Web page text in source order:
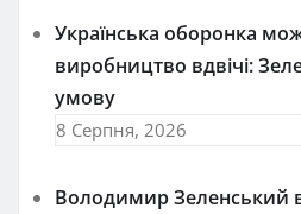
Українська оборонка
виробництво вдвічі:
умову
8 Серпня, 2026
Володимир Зеленський в